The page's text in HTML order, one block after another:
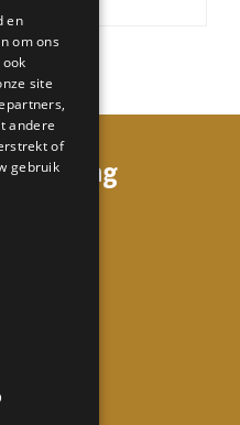
coaching
en
om ons
site
andere
of
gebruik